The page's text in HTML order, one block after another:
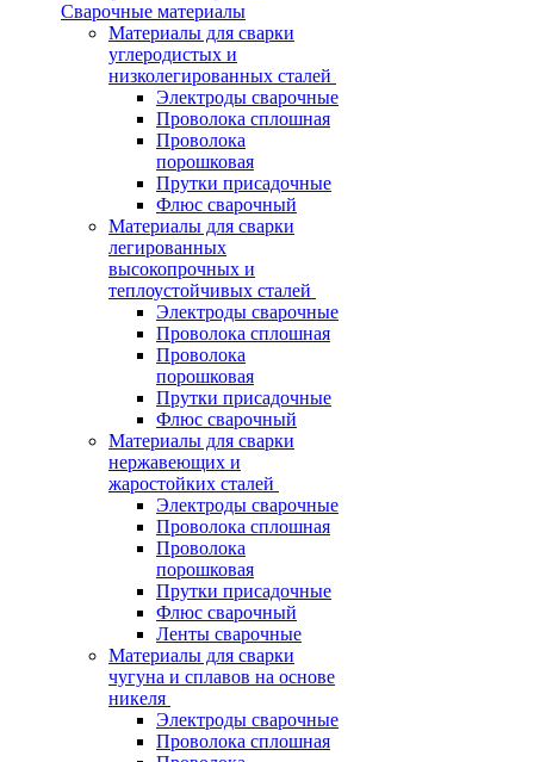
Сварочные материалы
Материалы для сварки
углеродистых и
низколегированных сталей
Электроды сварочные
Проволока сплошная
Проволока
порошковая
Прутки присадочные
Флюс сварочный
Материалы для сварки
легированных
высокопрочных и
теплоустойчивых сталей
Электроды сварочные
Проволока сплошная
Проволока
порошковая
Прутки присадочные
Флюс сварочный
Материалы для сварки
нержавеющих и
жаростойких сталей
Электроды сварочные
Проволока сплошная
Проволока
порошковая
Прутки присадочные
Флюс сварочный
Ленты сварочные
Материалы для сварки
чугуна и сплавов на основе
никеля
Электроды сварочные
Проволока сплошная